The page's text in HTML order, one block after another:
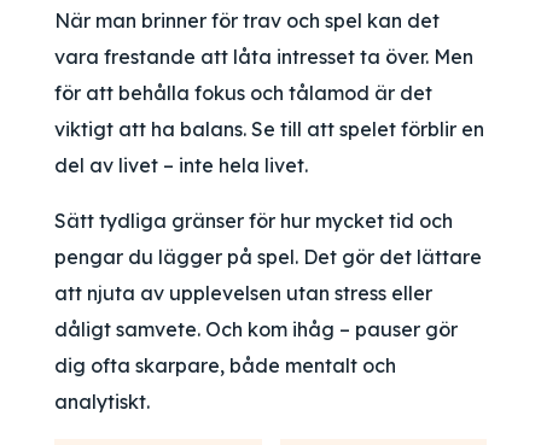
När man brinner för trav och spel kan det
vara frestande att låta intresset ta över. Men
för att behålla fokus och tålamod är det
viktigt att ha balans. Se till att spelet förblir en
del av livet – inte hela livet.
Sätt tydliga gränser för hur mycket tid och
pengar du lägger på spel. Det gör det lättare
att njuta av upplevelsen utan stress eller
dåligt samvete. Och kom ihåg – pauser gör
dig ofta skarpare, både mentalt och
analytiskt.